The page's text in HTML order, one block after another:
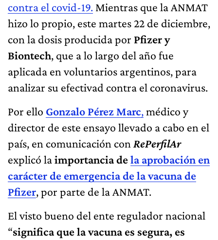
contra el covid-19. Mientras que la ANMAT
hizo lo propio, este martes 22 de diciembre,
con la dosis producida por Pfizer y
Biontech, que a lo largo del año fue
aplicada en voluntarios argentinos, para
analizar su efectivad contra el coronavirus.
Por ello Gonzalo Pérez Marc,médico y
director de este ensayo llevado a cabo en el
país, en comunicación con RePerfilAr
explicó laimportancia dela aprobación en
carácter de emergencia de la vacuna de
Pfizer, por parte de la ANMAT.
El visto bueno del ente regulador nacional
“significa que la vacuna es segura, es